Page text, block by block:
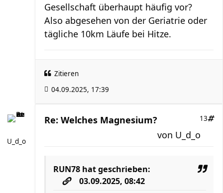
Gesellschaft überhaupt häufig vor?
Also abgesehen von der Geriatrie oder
tägliche 10km Läufe bei Hitze.
Zitieren
04.09.2025, 17:39
U_d_o
Re: Welches Magnesium? 13
von U_d_o
RUN78 hat geschrieben:
03.09.2025, 08:42